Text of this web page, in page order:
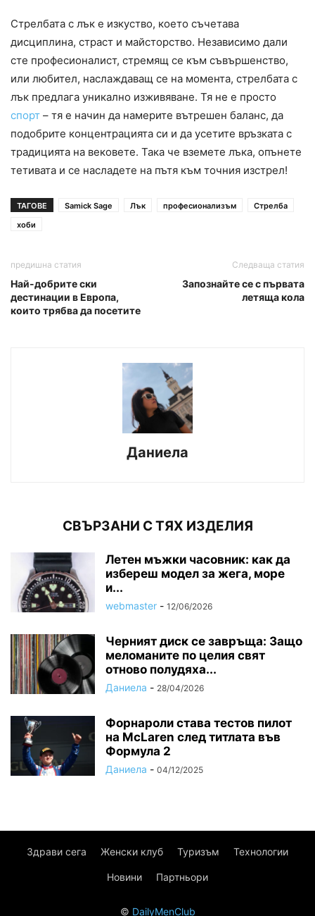
Стрелбата с лък е изкуство, което съчетава
дисциплина, страст и майсторство. Независимо дали
сте професионалист, стремящ се към съвършенство,
или любител, наслаждаващ се на момента, стрелбата с
лък предлага уникално изживяване. Тя не е просто
спорт – тя е начин да намерите вътрешен баланс, да
подобрите концентрацията си и да усетите връзката с
традицията на вековете. Така че вземете лъка, опънете
тетивата и се насладете на пътя към точния изстрел!
ТАГОВЕ Samick Sage Лък професионализъм
Стрелба
хоби
предишна статия
Най-добрите ски
дестинации в Европа,
които трябва да посетите
Следваща статия
Запознайте се с първата
летяща кола
Даниела
СВЪРЗАНИ С ТЯХ ИЗДЕЛИЯ
Летен мъжки часовник: как да
избереш модел за жега, море
и...
webmaster - 12/06/2026
Черният диск се завръща: Защо
меломаните по целия свят
отново полудяха...
Даниела - 28/04/2026
Форнароли става тестов пилот
на McLaren след титлата във
Формула 2
Даниела - 04/12/2025
Здрави сега Женски клуб Туризъм Технологии
Новини Партньори
© DailyMenClub